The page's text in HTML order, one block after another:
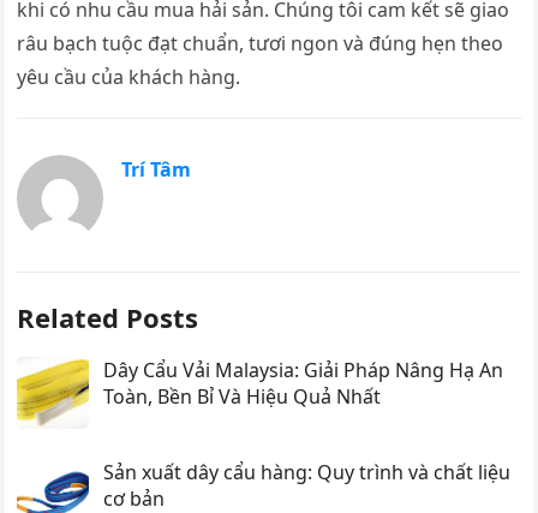
khi có nhu cầu mua hải sản. Chúng tôi cam kết sẽ giao
râu bạch tuộc đạt chuẩn, tươi ngon và đúng hẹn theo
yêu cầu của khách hàng.
Trí Tâm
Related Posts
Dây Cẩu Vải Malaysia: Giải Pháp Nâng Hạ An
Toàn, Bền Bỉ Và Hiệu Quả Nhất
Sản xuất dây cẩu hàng: Quy trình và chất liệu
cơ bản